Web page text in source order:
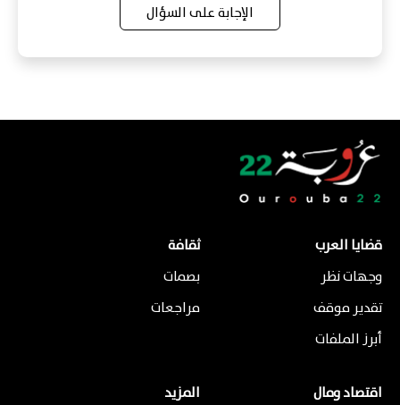
الإجابة على السؤال
قضايا العرب
وجهات نظر
تقدير موقف
أبرز الملفات
ثقافة
بصمات
مراجعات
اقتصاد ومال
المزيد